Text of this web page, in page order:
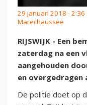
29 januari 2018 - 2:36
Marechaussee
RIJSWIJK - Een
zaterdag na een
aangehouden
en overgedragen
De politie doet op